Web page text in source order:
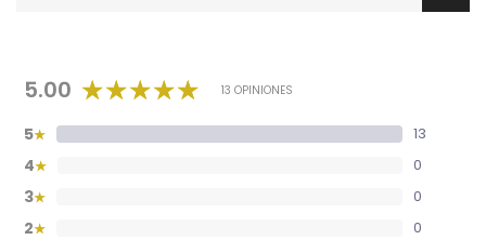
5.00 13 OPINIONES
5★ 13
4★ 0
3★ 0
2★ 0